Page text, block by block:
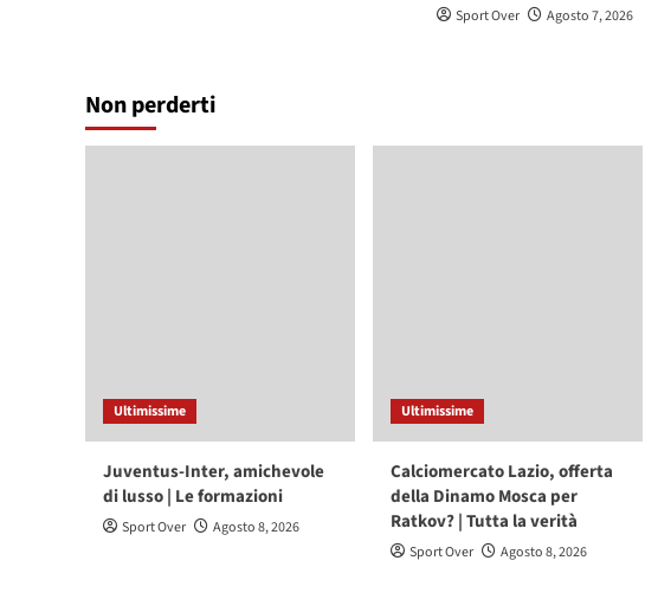
Sport Over Agosto 7, 2026
Non perderti
Ultimissime
Juventus-Inter, amichevole
di lusso | Le formazioni
Sport Over Agosto 8, 2026
Ultimissime
Calciomercato Lazio, offerta
della Dinamo Mosca per
Ratkov? | Tutta la verità
Sport Over Agosto 8, 2026